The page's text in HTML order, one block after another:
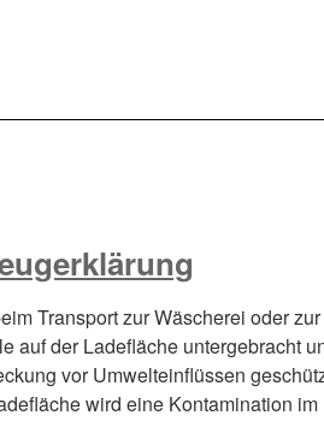
Transport zur Wäscherei oder zur
auf der Ladefläche untergebracht
vor Umwelteinflüssen
wird eine Kontamination im